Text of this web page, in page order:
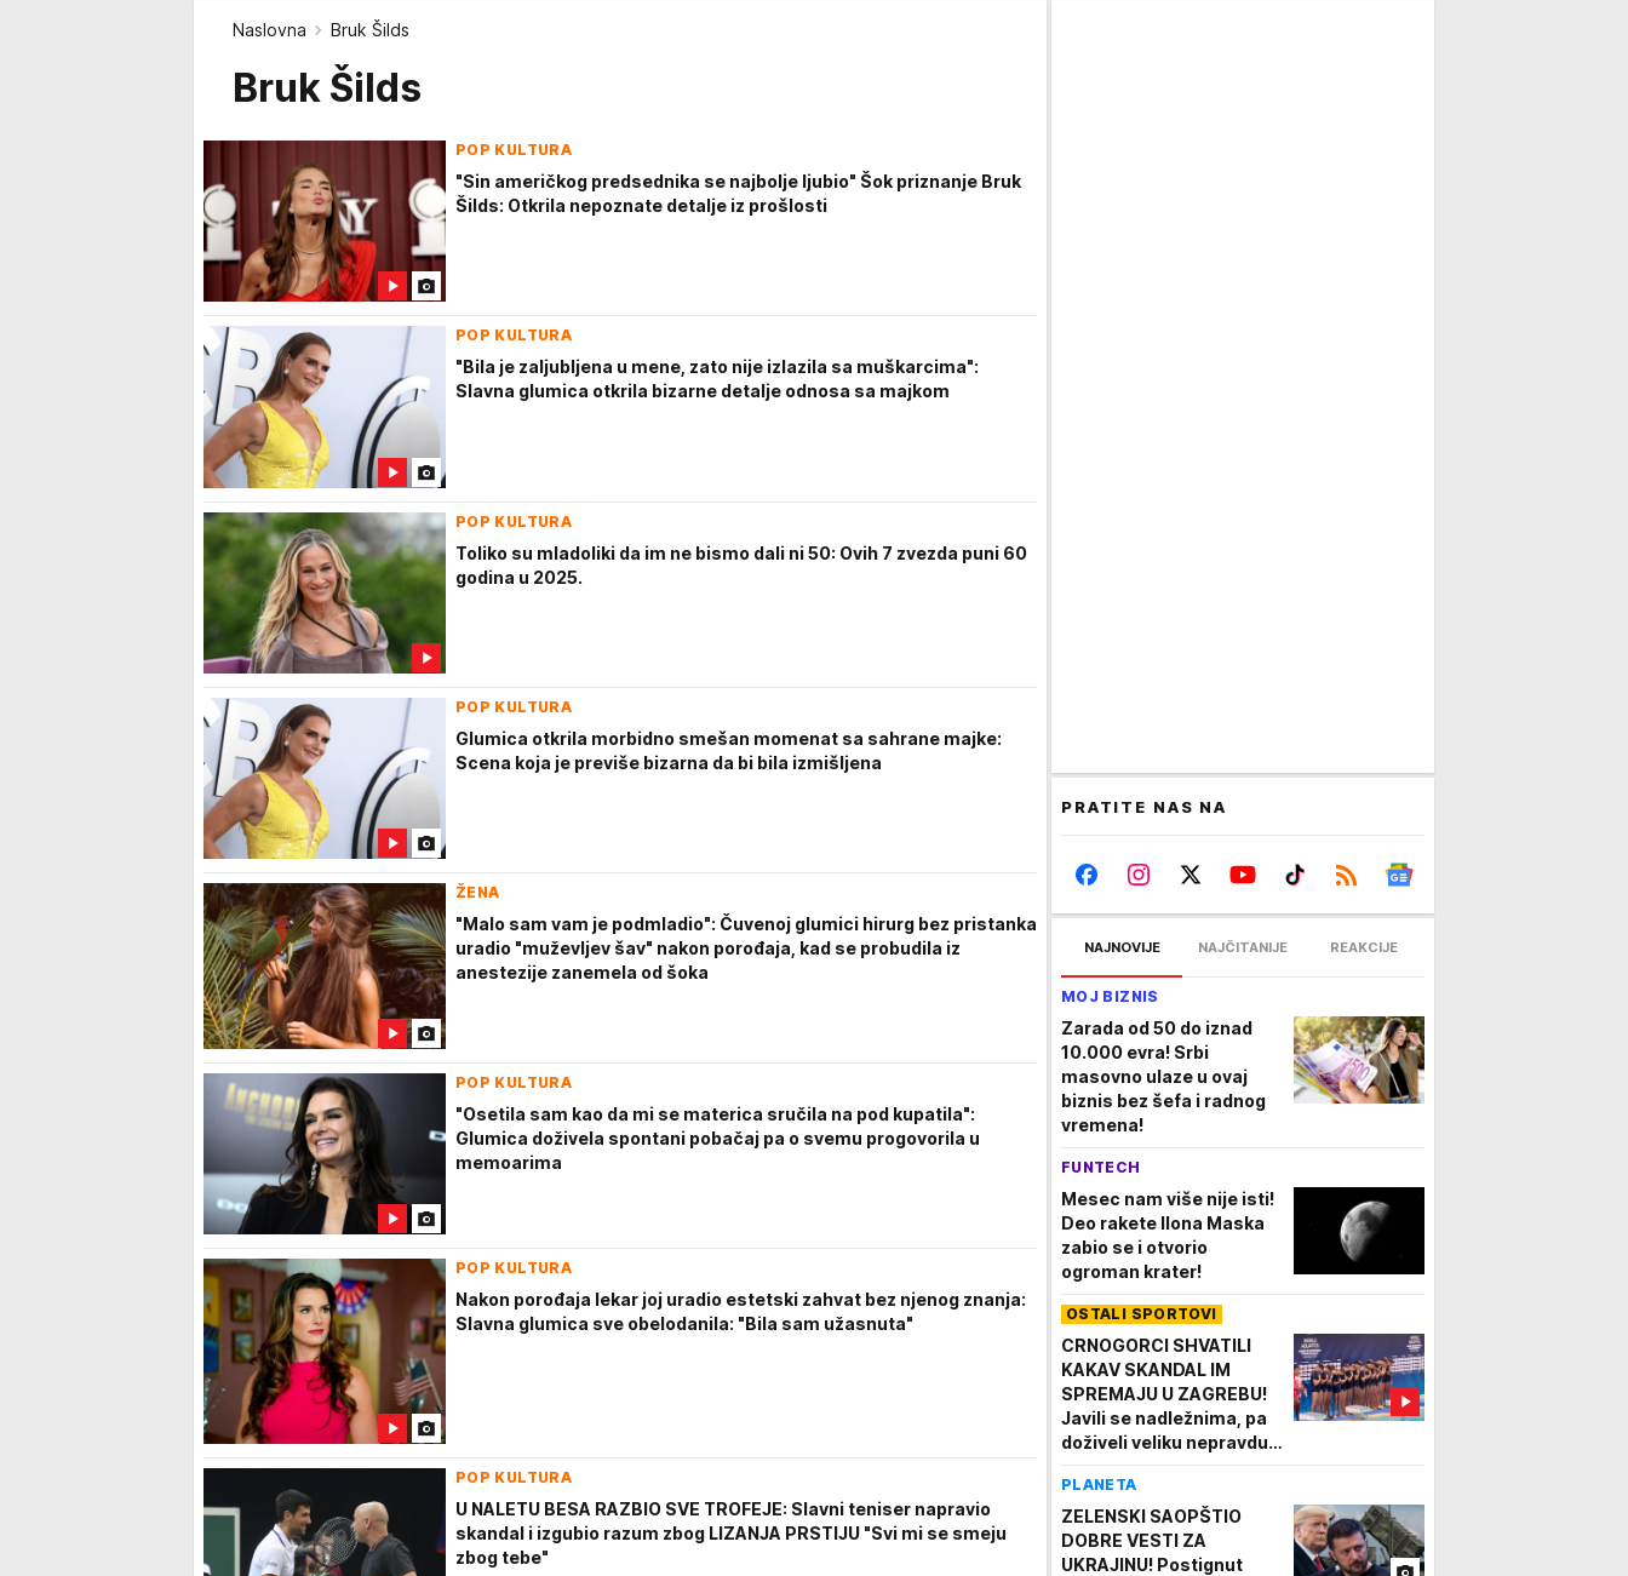
Naslovna Bruk Šilds
Bruk Šilds
POP KULTURA
"Sin američkog predsednika se najbolje ljubio" Šok priznanje Bruk
Šilds: Otkrila nepoznate detalje iz prošlosti
POP KULTURA
"Bila je zaljubljena u mene, zato nije izlazila sa muškarcima":
Slavna glumica otkrila bizarne detalje odnosa sa majkom
POP KULTURA
Toliko su mladoliki da im ne bismo dali ni 50: Ovih 7 zvezda puni 60
godina u 2025.
POP KULTURA
Glumica otkrila morbidno smešan momenat sa sahrane majke:
Scena koja je previše bizarna da bi bila izmišljena
ŽENA
"Malo sam vam je podmladio": Čuvenoj glumici hirurg bez pristanka
uradio "muževljev šav" nakon porođaja, kad se probudila iz
anestezije zanemela od šoka
POP KULTURA
"Osetila sam kao da mi se materica sručila na pod kupatila":
Glumica doživela spontani pobačaj pa o svemu progovorila u
memoarima
POP KULTURA
Nakon porođaja lekar joj uradio estetski zahvat bez njenog znanja:
Slavna glumica sve obelodanila: "Bila sam užasnuta"
POP KULTURA
U NALETU BESA RAZBIO SVE TROFEJE: Slavni teniser napravio
skandal i izgubio razum zbog LIZANJA PRSTIJU "Svi mi se smeju
zbog tebe"
PRATITE NAS NA
NAJNOVIJE NAJČITANIJE REAKCIJE
MOJ BIZNIS
Zarada od 50 do iznad
10.000 evra! Srbi
masovno ulaze u ovaj
biznis bez šefa i radnog
vremena!
FUNTECH
Mesec nam više nije isti!
Deo rakete Ilona Maska
zabio se i otvorio
ogroman krater!
OSTALI SPORTOVI
CRNOGORCI SHVATILI
KAKAV SKANDAL IM
SPREMAJU U ZAGREBU!
Javili se nadležnima, pa
doživeli veliku nepravdu,
PLANETA
ZELENSKI SAOPŠTIO
DOBRE VESTI ZA
UKRAJINU! Postignut